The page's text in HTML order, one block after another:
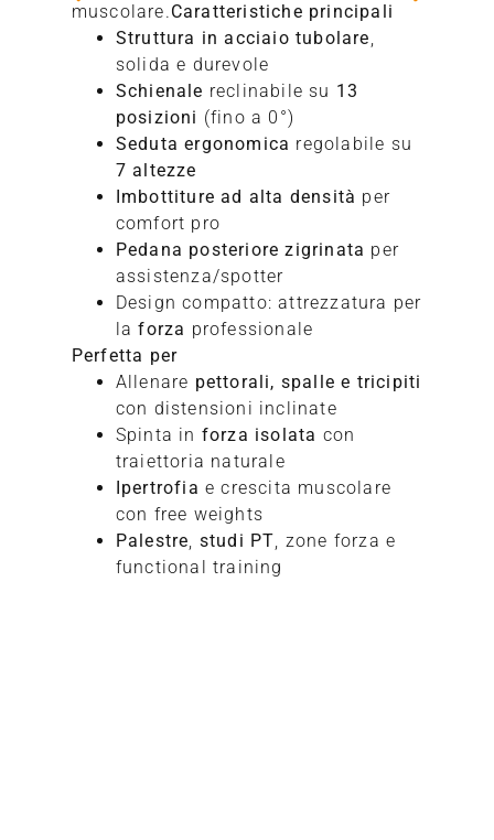
muscolare.Caratteristiche principali
Struttura in acciaio tubolare,
solida e durevole
Schienale reclinabile su 13
posizioni (fino a 0°)
Seduta ergonomica regolabile su
7 altezze
Imbottiture ad alta densità per
comfort pro
Pedana posteriore zigrinata per
assistenza/spotter
Design compatto: attrezzatura per
laforza professionale
Perfetta per
Allenare pettorali, spalle e tricipiti
con distensioni inclinate
Spinta in forza isolata con
traiettoria naturale
Ipertrofia e crescita muscolare
con free weights
Palestre, studi PT, zone forza e
functional training